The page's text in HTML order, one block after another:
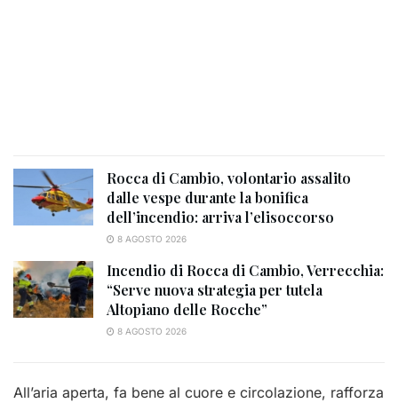
Rocca di Cambio, volontario assalito
dalle vespe durante la bonifica
dell’incendio: arriva l’elisoccorso
8 AGOSTO 2026
Incendio di Rocca di Cambio, Verrecchia:
“Serve nuova strategia per tutela
Altopiano delle Rocche”
8 AGOSTO 2026
All’aria aperta, fa bene al cuore e circolazione, rafforza